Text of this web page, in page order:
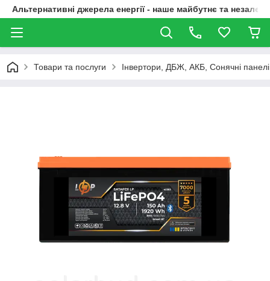
Альтернативні джерела енергії - наше майбутнє та
Товари та послуги Інвертори, ДБЖ, АКБ, Сонячні